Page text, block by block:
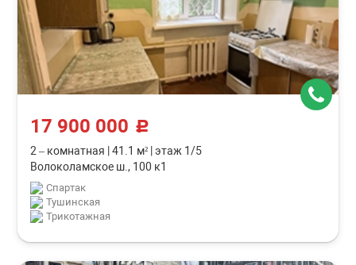
17 900 000 c
2 – комнатная 41.1 м² этаж 1/5
Волоколамское ш., 100 к1
Спартак
Тушинская
Трикотажная